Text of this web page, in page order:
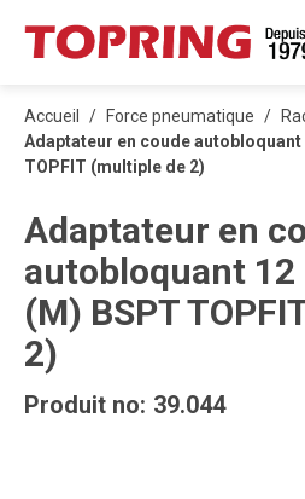
PASSER AU CONTENU PRINCIPAL
Accueil / Force pneumatique /
Adaptateur en coude autobloquant
TOPFIT (multiple de 2)
Adaptateur en
autobloquant 12
(M) BSPT
2)
Produit no: 39.044